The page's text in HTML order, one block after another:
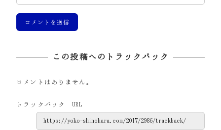
この投稿へのトラックバック
コメントはありません。
トラックバック URL